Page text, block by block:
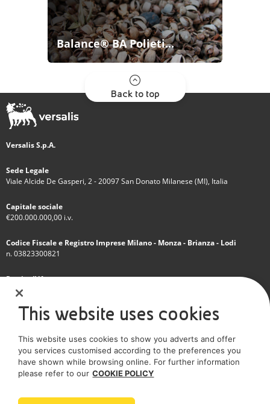
Balance® BA Polieti...
Back to top
Versalis S.p.A.
Sede Legale
Viale Alcide De Gasperi, 2 - 20097 San Donato Milanese (MI), Italia
Capitale sociale
€200.000.000,00 i.v.
Codice Fiscale e Registro Imprese Milano - Monza - Brianza - Lodi
n. 03823300821
Partita IVA
IT 01768800748 - R.E.A. Milano n.1351279
Società soggetta all'attività di direzione e coordinamento dell'Eni S.p.A.
Società con unico socio
SOCIAL MEDIA
This website uses cookies
This website uses cookies to show you adverts and offer
you services customised according to the preferences you
have shown while browsing online. For further information
please refer to our COOKIE POLICY